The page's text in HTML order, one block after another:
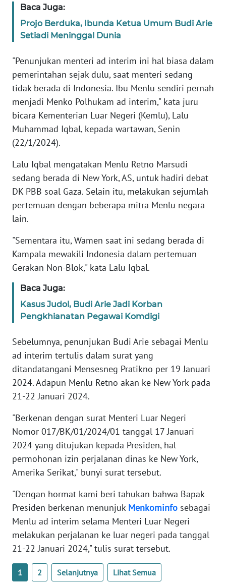
Baca Juga:
Projo Berduka, Ibunda Ketua Umum Budi Arie
Setiadi Meninggal Dunia
"Penunjukan menteri ad interim ini hal biasa dalam
pemerintahan sejak dulu, saat menteri sedang
tidak berada di Indonesia. Ibu Menlu sendiri pernah
menjadi Menko Polhukam ad interim," kata juru
bicara Kementerian Luar Negeri (Kemlu), Lalu
Muhammad Iqbal, kepada wartawan, Senin
(22/1/2024).
Lalu Iqbal mengatakan Menlu Retno Marsudi
sedang berada di New York, AS, untuk hadiri debat
DK PBB soal Gaza. Selain itu, melakukan sejumlah
pertemuan dengan beberapa mitra Menlu negara
lain.
"Sementara itu, Wamen saat ini sedang berada di
Kampala mewakili Indonesia dalam pertemuan
Gerakan Non-Blok," kata Lalu Iqbal.
Baca Juga:
Kasus Judol, Budi Arie Jadi Korban
Pengkhianatan Pegawai Komdigi
Sebelumnya, penunjukan Budi Arie sebagai Menlu
ad interim tertulis dalam surat yang
ditandatangani Mensesneg Pratikno per 19 Januari
2024. Adapun Menlu Retno akan ke New York pada
21-22 Januari 2024.
"Berkenan dengan surat Menteri Luar Negeri
Nomor 017/BK/01/2024/01 tanggal 17 Januari
2024 yang ditujukan kepada Presiden, hal
permohonan izin perjalanan dinas ke New York,
Amerika Serikat," bunyi surat tersebut.
"Dengan hormat kami beri tahukan bahwa Bapak
Presiden berkenan menunjuk Menkominfo sebagai
Menlu ad interim selama Menteri Luar Negeri
melakukan perjalanan ke luar negeri pada tanggal
21-22 Januari 2024," tulis surat tersebut.
1 2 Selanjutnya Lihat Semua
INFO
IKLAN
KAMI
PEDOMAN
SIBER
REDAKSI
KARIR
DISCLAIMER
Wahana
News
WN
SUMUT
JAKARTA
JABAR
WN
BANTEN
NTT
WN
KEPRI
PAPUA
WN
PAPUA
BARAT
WN
RIAU